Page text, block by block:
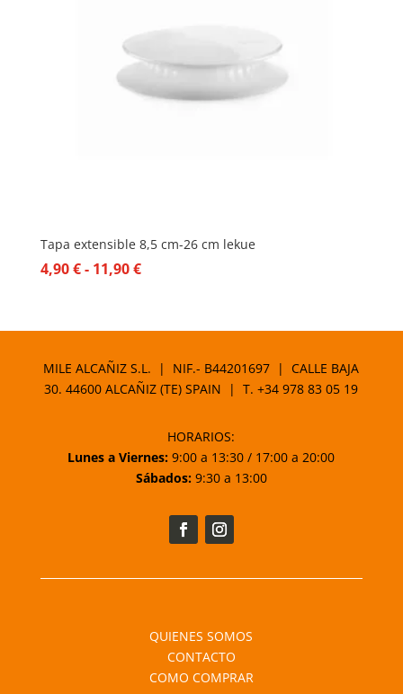
Tapa extensible 8,5 cm-26 cm lekue
4,90€- 11,90€Rango
4,90 €
hasta
MILE ALCAÑIZ S.L. | NIF.- B44201697 | CALLE BAJA
30. 44600 ALCAÑIZ (TE) SPAIN | T.+34 978 83 05 19
HORARIOS:
Lunes a Viernes: 9:00 a 13:30 / 17:00 a 20:00
Sábados:9:30 a 13:00
QUIENES SOMOS
CONTACTO
COMO COMPRAR